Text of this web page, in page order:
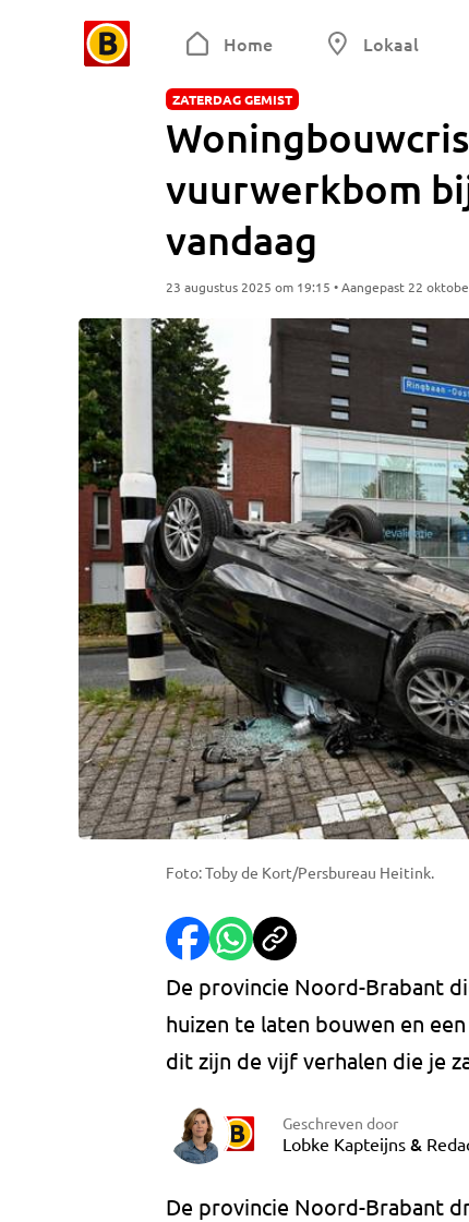
Home Lokaal
ZATERDAG GEMIST
vuurwerkbom
vandaag
23 augustus 2025 om 19:15 • Aangepast 22
Foto: Toby de Kort/Persbureau Heitink.
De provincie Noord-Brabant
huizen te laten bouwen en
dit zijn de vijf verhalen die je
Geschreven door
Lobke Kapteijns &
De provincie Noord-Brabant